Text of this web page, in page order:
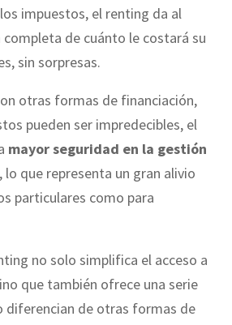
impuestos, el renting da al
completa de cuánto le costará su
sin sorpresas.
otras formas de financiación,
pueden ser impredecibles, el
mayor seguridad en la gestión
, lo que representa un gran alivio
particulares como para
no solo simplifica el acceso a
que también ofrece una serie
diferencian de otras formas de